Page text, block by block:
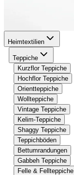
Heimtextilien
Teppiche
Kurzflor Teppiche
Hochflor Teppiche
Orientteppiche
Wollteppiche
Vintage Teppiche
Kelim-Teppiche
Shaggy Teppiche
Teppichböden
Bettumrandungen
Gabbeh Teppiche
Felle & Fellteppiche